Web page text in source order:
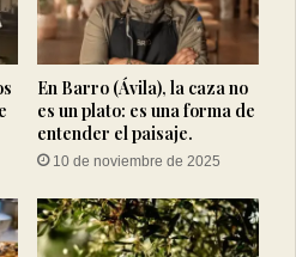
En Barro (Ávila), la caza no
es un plato: es una forma de
entender el paisaje.
10 de noviembre de 2025